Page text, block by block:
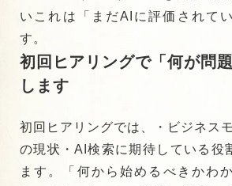
い これは「まだAIに評価されて
す。
初回ヒアリングで「何が問
します
初回ヒアリングでは、 ・ビジネス
の現状 ・AI検索に期待している役
ます。
「何から始めるべきかわ